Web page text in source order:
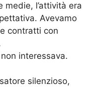
medie, l’attività era
Avevamo
contratti con
interessava.
silenzioso,